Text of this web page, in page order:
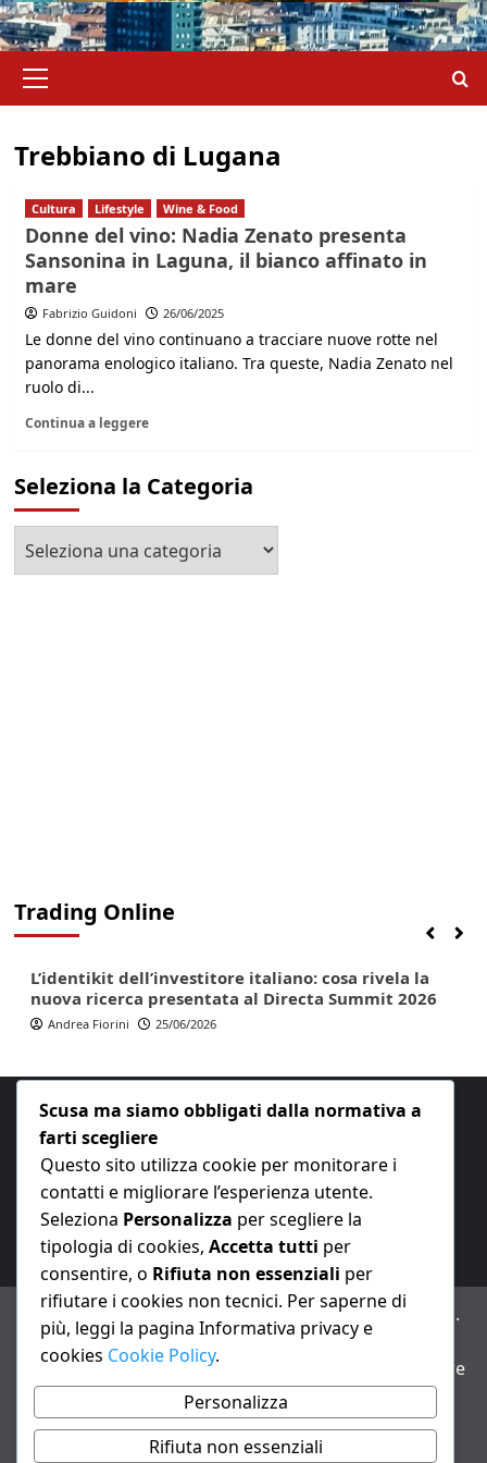
principale
Trebbiano di Lugana
Cultura Lifestyle Wine & Food
Donne del vino: Nadia Zenato presenta
Sansonina in Laguna, il bianco affinato in
mare
Fabrizio Guidoni 26/06/2025
Le donne del vino continuano a tracciare nuove rotte nel
panorama enologico italiano. Tra queste, Nadia Zenato nel
ruolo di...
Continua a leggere
Seleziona la Categoria
la
Trading Online
L’identikit dell’investitore italiano: cosa rivela la
nuova ricerca presentata al Directa Summit 2026
Andrea Fiorini 25/06/2026
E-mail:redazione@nuovaeconomia.it
ANNO XXIII – Testata giornalistica reg. Trib. Milano n.
487 del 20/9/2002 – Dir. resp. Andrea Fiorini
Avviso IA: alcuni articoli di questo sito possono essere
realizzati con il supporto di sistemi di intelligenza
artificiale con supervisione e verifica di un redattore
Informativa privacy e cookie
Scusa ma siamo obbligati dalla normativa a
farti scegliere
Questo sito utilizza cookie per monitorare i
contatti e migliorare l’esperienza utente.
Seleziona Personalizza per scegliere la
tipologia di cookies, Accetta tutti per
consentire, o Rifiuta non essenziali per
rifiutare i cookies non tecnici. Per saperne di
più, leggi la pagina Informativa privacy e
cookies Cookie Policy.
Personalizza
Rifiuta non essenziali